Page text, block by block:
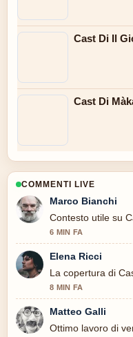
Cast Di Il
Cast Di
COMMENTI LIVE
Marco Bianchi
Contesto utile su
6 MIN FA
Elena Ricci
La copertura di
8 MIN FA
Matteo Galli
Ottimo lavoro di